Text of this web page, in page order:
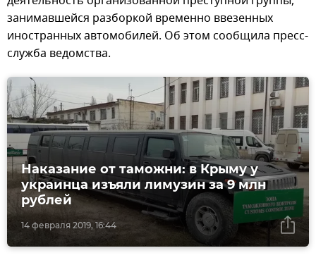
занимавшейся разборкой временно ввезенных
иностранных автомобилей. Об этом сообщила пресс-
служба ведомства.
14 февраля 2019, 16:44
Наказание от таможни: в Крыму у
украинца изъяли лимузин за 9 млн
рублей